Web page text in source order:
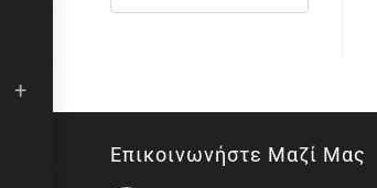
Επικοινωνήστε Μαζί Μας